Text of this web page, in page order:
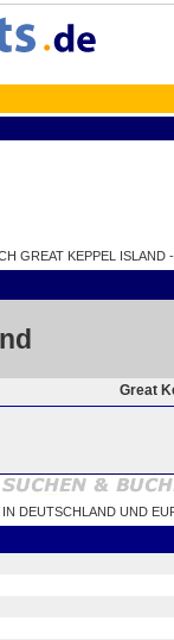
GREAT KEPPEL
Great
DEUTSCHLAND UND